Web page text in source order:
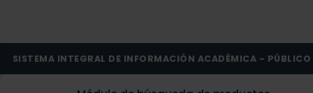
SISTEMA INTEGRAL DE INFORMACIÓN ACADÉMICA - PÚBLICO